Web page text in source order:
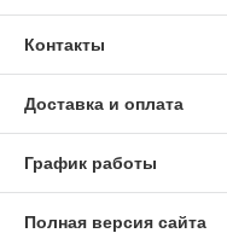
Контакты
Доставка и оплата
График работы
Полная версия сайта